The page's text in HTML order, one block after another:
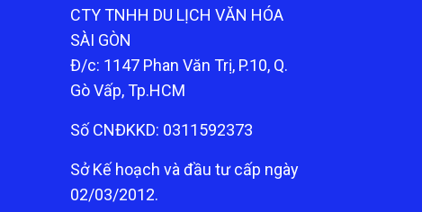
CTY TNHH DU LỊCH VĂN HÓA
SÀI GÒN
Đ/c: 1147 Phan Văn Trị, P.10, Q.
Gò Vấp, Tp.HCM
Số CNĐKKD: 0311592373
Sở Kế hoạch và đầu tư cấp ngày
02/03/2012.